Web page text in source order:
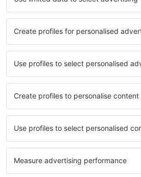
Vedeţi mai
Găsiți cazare pentru fiecare buget
beneficia de proprietăți spațioase,
facilități, precum și de
zile în timpul unui city break.
în centrul orașului, lângă
mai puțin populare. Acest lucru
cazare în funcție de nevoi și de